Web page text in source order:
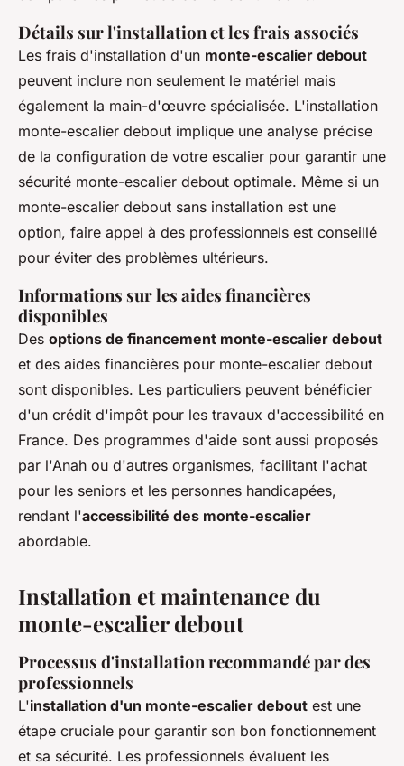
Détails sur l'installation et les frais associés
Les frais d'installation d'un monte-escalier debout
peuvent inclure non seulement le matériel mais
également la main-d'œuvre spécialisée. L'installation
monte-escalier debout implique une analyse précise
de la configuration de votre escalier pour garantir une
sécurité monte-escalier debout optimale. Même si un
monte-escalier debout sans installation est une
option, faire appel à des professionnels est conseillé
pour éviter des problèmes ultérieurs.
Informations sur les aides financières
disponibles
Des options de financement monte-escalier debout
et des aides financières pour monte-escalier debout
sont disponibles. Les particuliers peuvent bénéficier
d'un crédit d'impôt pour les travaux d'accessibilité en
France. Des programmes d'aide sont aussi proposés
par l'Anah ou d'autres organismes, facilitant l'achat
pour les seniors et les personnes handicapées,
rendant l'accessibilité des monte-escalier
abordable.
Installation et maintenance du
monte-escalier debout
Processus d'installation recommandé par des
professionnels
L'installation d'un monte-escalier debout est une
étape cruciale pour garantir son bon fonctionnement
et sa sécurité. Les professionnels évaluent les